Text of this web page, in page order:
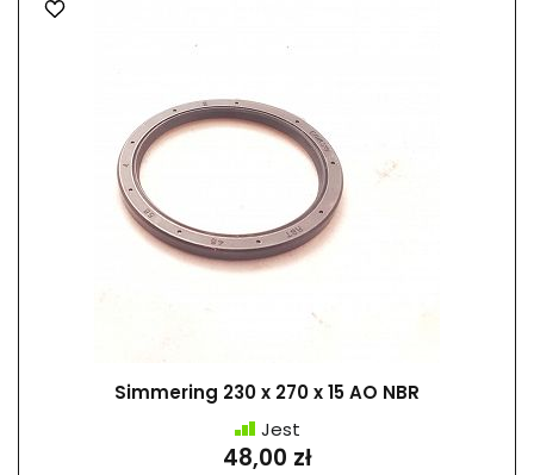
Simmering 230 x 270 x 15 AO NBR
Jest
48,00 zł